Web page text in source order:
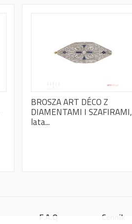
BROSZA ART DÉCO Z
DIAMENTAMI I SZAFIRAMI,
lata...
F.A.Q Cennik